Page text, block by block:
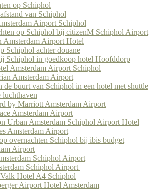
op Schiphol
van Schiphol
Airport Schiphol
op Schiphol bij citizenM Schiphol Airport
Amsterdam Airport Hotel
Schiphol achter douane
Schiphol in goedkoop hotel Hoofddorp
Amsterdam Airport Schiphol
Amsterdam Airport
de buurt van Schiphol in een hotel met shuttle
luchthaven
by Marriott Amsterdam Airport
Amsterdam Airport
Urban Amsterdam Schiphol Airport Hotel
Amsterdam Airport
overnachten Schiphol bij ibis budget
Airport
Schiphol Airport
Schiphol Airport
Hotel A4 Schiphol
Airport Hotel Amsterdam